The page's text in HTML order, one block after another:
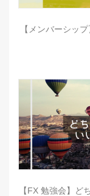
【メンバーシッ
【FX 勉強会】ど